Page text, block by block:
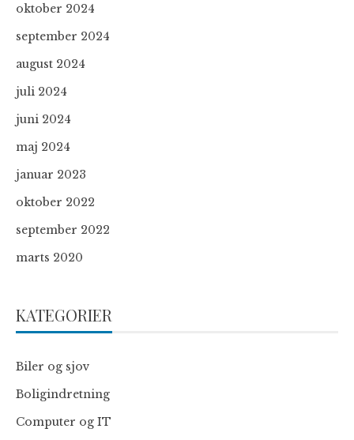
oktober 2024
september 2024
august 2024
juli 2024
juni 2024
maj 2024
januar 2023
oktober 2022
september 2022
marts 2020
KATEGORIER
Biler og sjov
Boligindretning
Computer og IT